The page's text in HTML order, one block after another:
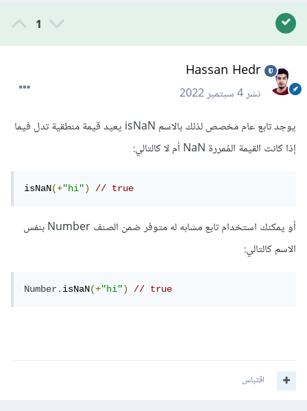
1
Hassan Hedr
نشر4 سبتمبر 2022
يوجد تابع عام مخصص لذلك بالاسم isNaN يعيد قيمة منطقية تدل فيما
إذا كانت القيمة المُمررة NaN أم لا كالتالي:
isNaN(+"hi") // true
أو يمكنك استخدام تابع مشابه له متوفر ضمن الصنف Number بنفس
الاسم كالتالي:
Number.isNaN(+"hi") // true
اقتباس